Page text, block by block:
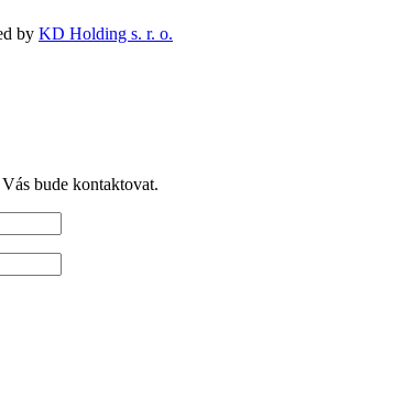
by KD Holding s. r. o.
bude kontaktovat.